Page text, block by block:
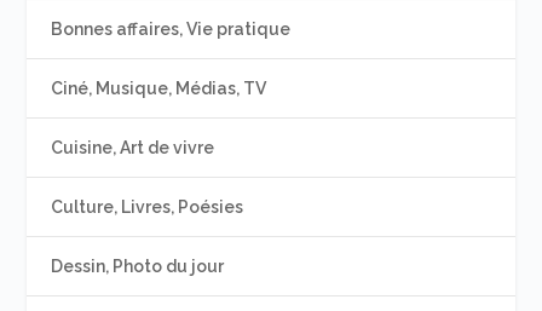
Bonnes affaires, Vie pratique
Ciné, Musique, Médias, TV
Cuisine, Art de vivre
Culture, Livres, Poésies
Dessin, Photo du jour